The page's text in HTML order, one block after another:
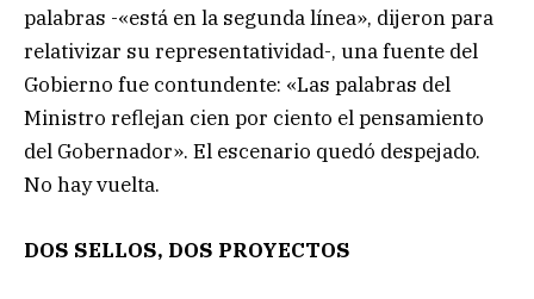
palabras -«está en la segunda línea», dijeron para
relativizar su representatividad-, una fuente del
Gobierno fue contundente: «Las palabras del
Ministro reflejan cien por ciento el pensamiento
del Gobernador». El escenario quedó despejado.
No hay vuelta.
DOS SELLOS, DOS PROYECTOS